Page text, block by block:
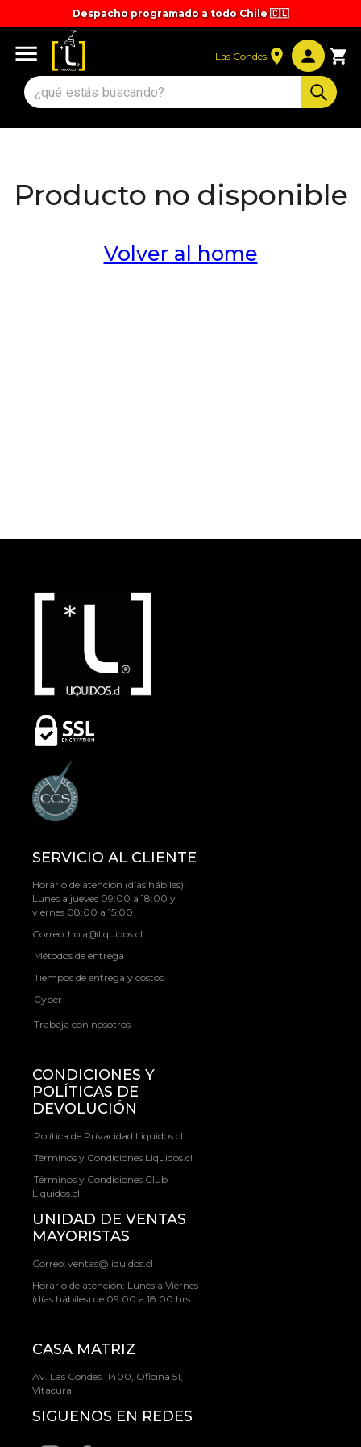
Despacho programado a todo Chile 🇨🇱
Tiempos y valores de despacho 🚚
Las Condes
Producto no disponible
Volver al home
SERVICIO AL CLIENTE
Horario de atención (días hábiles):
Lunes a jueves 09:00 a 18:00 y
viernes 08:00 a 15:00
Correo: hola@liquidos.cl
Métodos de entrega
Tiempos de entrega y costos
Cyber
Trabaja con nosotros
CONDICIONES Y
POLÍTICAS DE
DEVOLUCIÓN
Política de Privacidad Liquidos.cl
Términos y Condiciones Liquidos.cl
Términos y Condiciones Club
Liquidos.cl
UNIDAD DE VENTAS
MAYORISTAS
Correo: ventas@liquidos.cl
Horario de atención: Lunes a Viernes
(días hábiles) de 09:00 a 18:00 hrs.
CASA MATRIZ
Av. Las Condes 11400, Oficina 51,
Vitacura
SIGUENOS EN REDES